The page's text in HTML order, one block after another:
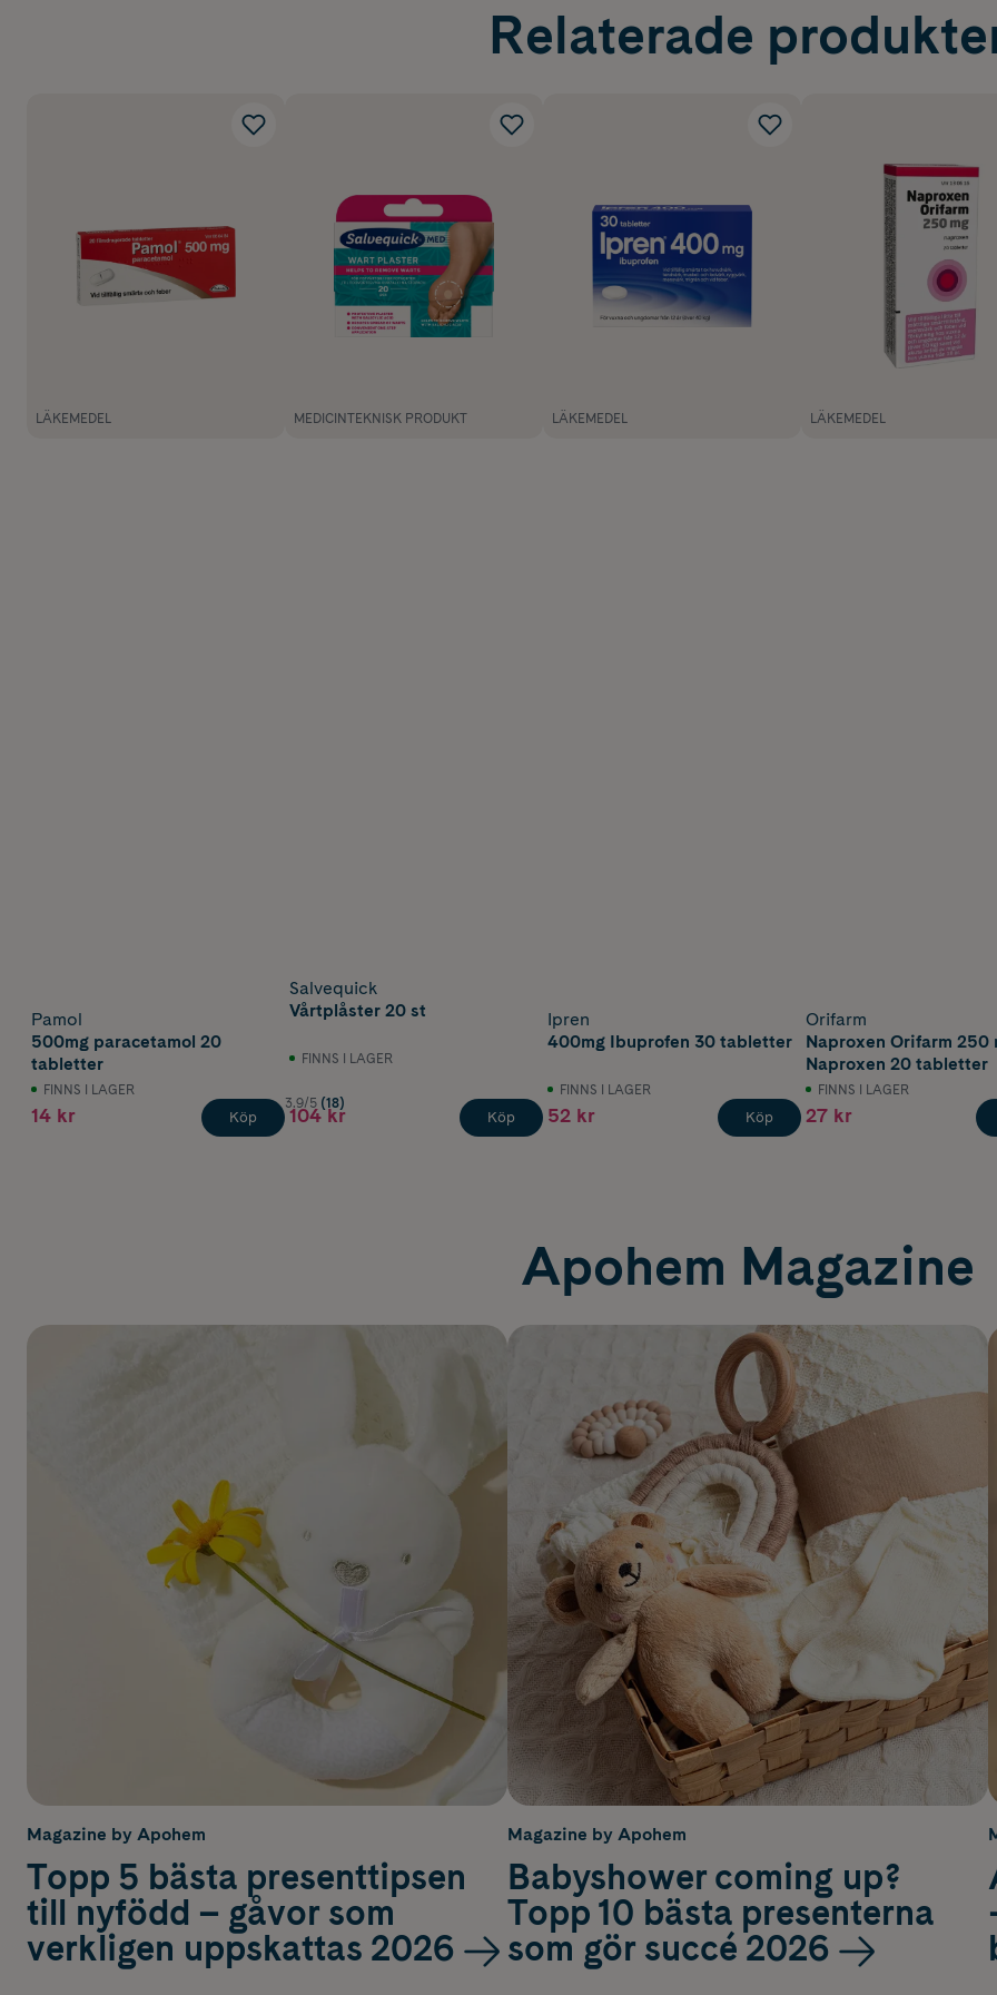
Relaterade
LÄKEMEDEL
Pamol
500mg paracetamol 20
tabletter
FINNS I LAGER
14 kr Köp
MEDICINTEKNISK PRODUKT
Salvequick
Vårtplåster 20 st
FINNS I LAGER
3.9/5 (18)
104 kr Köp
LÄKEMEDEL
Ipren
400mg Ibuprofen 30 tabletter
FINNS I LAGER
52 kr Köp
LÄKEMEDEL
Orifarm
Naproxen Orifarm 250
Naproxen 20 tabletter
FINNS I LAGER
27 kr
Apohem Magazine
Magazine by Apohem
Topp 5 bästa presenttipsen
till nyfödd – gåvor som
verkligen uppskattas 2026
Magazine by Apohem
Babyshower coming up?
Topp 10 bästa presenterna
som gör succé 2026